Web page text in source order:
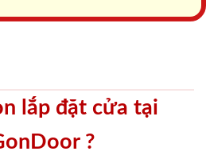
lắp đặt cửa tại
?